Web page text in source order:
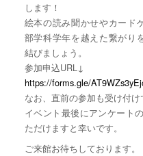
します！
絵本の読み聞かせやカード
部学科学年を越えた繋がり
結びましょう。
参加申込URL↓
https://forms.gle/
なお、直前の参加も受け付け
イベント最後にアンケート
ただけますと幸いです。
ご来館お待ちしております。